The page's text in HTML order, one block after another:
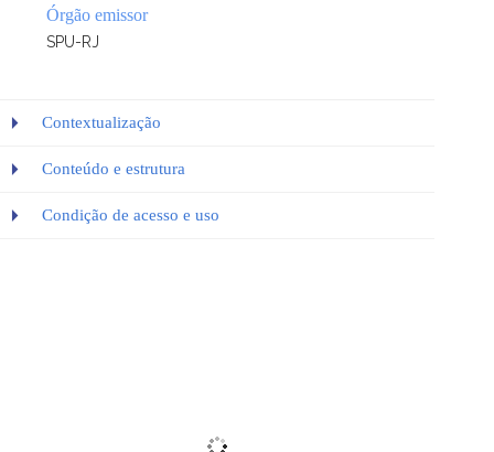
Órgão emissor
SPU-RJ
Contextualização
Conteúdo e estrutura
Condição de acesso e uso